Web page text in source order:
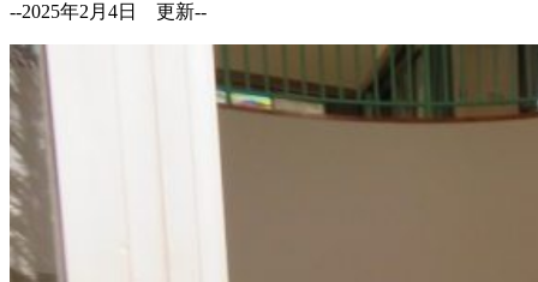
--2025年2月4日 更新--